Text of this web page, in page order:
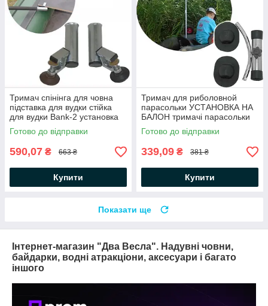
Тримач спінінга для човна
підставка для вудки стійка
для вудки Bank-2 установка
на сидіння 2 штуки
Готово до відправки
590,07 ₴ 663 ₴
Купити
Тримач для риболовной
парасольки УСТАНОВКА НА
БАЛОН тримачі парасольки
для риболовлі парасолька
для надувного човна
Готово до відправки
339,09 ₴ 381 ₴
Купити
Показати ще
Інтернет-магазин "Два Весла". Надувні човни,
байдарки, водні атракціони, аксесуари і багато
іншого